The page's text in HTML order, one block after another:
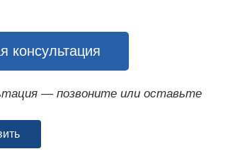
консультация
— позвоните или оставьте